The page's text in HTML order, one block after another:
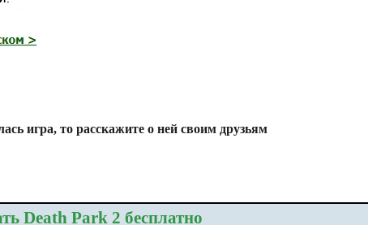
игра, то расскажите о ней своим друзьям
Death Park 2 бесплатно